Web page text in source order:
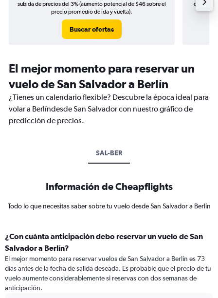
subida de precios del 3% (aumento potencial de $46 sobre el
precio promedio de ida y vuelta).
Buscar ofertas
de
El mejor momento para reservar un
vuelo de San Salvador a Berlín
¿Tienes un calendario flexible? Descubre la época ideal para
volar a Berlíndesde San Salvador con nuestro gráfico de
predicción de precios.
SAL-BER
Información de Cheapflights
Todo lo que necesitas saber sobre tu vuelo desde San Salvador a Berlín
¿Con cuánta anticipación debo reservar un vuelo de San
Salvador a Berlín?
El mejor momento para reservar vuelos de San Salvador a Berlín es 73
días antes de la fecha de salida deseada. Es probable que el precio de tu
vuelo aumente considerablemente si reservas con dos semanas de
anticipación.